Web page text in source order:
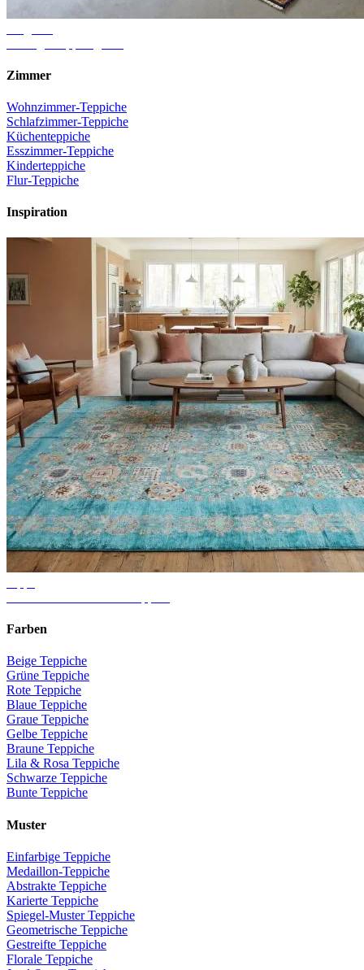
Zimmer
Wohnzimmer-Teppiche
Schlafzimmer-Teppiche
Küchenteppiche
Esszimmer-Teppiche
Kinderteppiche
Flur-Teppiche
Inspiration
Farben
Beige Teppiche
Grüne Teppiche
Rote Teppiche
Blaue Teppiche
Graue Teppiche
Gelbe Teppiche
Braune Teppiche
Lila & Rosa Teppiche
Schwarze Teppiche
Bunte Teppiche
Muster
Einfarbige Teppiche
Medaillon-Teppiche
Abstrakte Teppiche
Karierte Teppiche
Spiegel-Muster Teppiche
Geometrische Teppiche
Gestreifte Teppiche
Florale Teppiche